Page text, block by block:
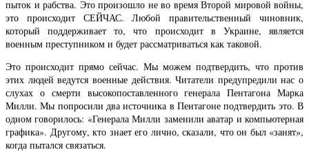
пыток и рабства. Это произошло не во время Второй мировой войны,
это происходит СЕЙЧАС. Любой правительственный чиновник,
который поддерживает то, что происходит в Украине, является
военным преступником и будет рассматриваться как таковой.
Это происходит прямо сейчас. Мы можем подтвердить, что против
этих людей ведутся военные действия. Читатели предупредили нас о
слухах о смерти высокопоставленного генерала Пентагона Марка
Милли. Мы попросили два источника в Пентагоне подтвердить это. В
одном говорилось: «Генерала Милли заменили аватар и компьютерная
графика». Другому, кто знает его лично, сказали, что он был «занят»,
когда пытался связаться.